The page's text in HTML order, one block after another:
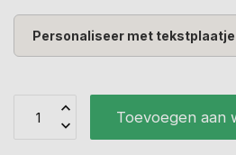
Personaliseer met tekstplaatje
Toevoegen aan